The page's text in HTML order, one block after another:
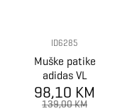
ID6285
Muške patike
adidas VL
COURT 3.0
98,10 KM
139,00 KM